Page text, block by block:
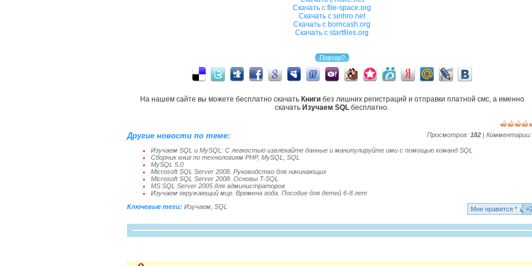
Скачать с file-space.org
Скачать с sinhro.net
Скачать с borncash.org
Скачать с startfiles.org
На нашем сайте вы можете бесплатно скачать Книгибез лишних регистраций и отправки платной смс, а именно
скачать Изучаем SQL бесплатно.
Просмотров: 182 | Комментарии:
Другие новости по теме:
Изучаем SQL и MySQL: С легкостью извлекайте данные и манипулируйте ими с помощью команд SQL
Сборник книг по технологиям PHP, MySQL, SQL
MySQL 5.0
Microsoft SQL Server 2008. Руководство для начинающих
Microsoft SQL Server 2008. Основы T-SQL
MS SQL Server 2005 для администраторов
Изучаем окружающий мир. Времена года. Пособие для детей 6-8 лет
Mне нравится *
Ключевые теги: Изучаем SQL